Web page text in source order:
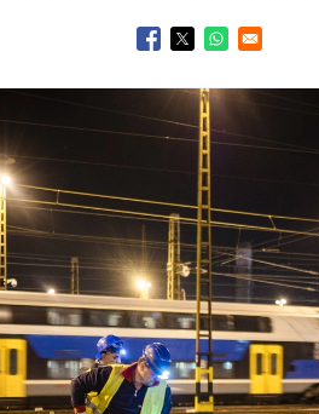
Opens in a new
Opens in a new
Opens in a